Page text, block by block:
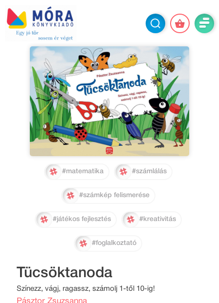
#matematika #számlálás
#számkép felismerése
#játékos fejlesztés #kreativitás
#foglalkoztató
Tücsöktanoda
Színezz, vágj, ragassz, számolj 1-től 10-ig!
Pásztor Zsuzsanna